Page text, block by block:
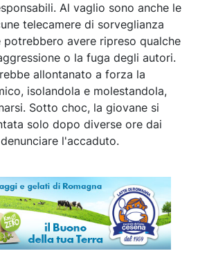
Al vaglio sono anche le
telecamere di sorveglianza
potrebbero avere ripreso qualche
o la fuga degli autori.
allontanato a forza la
isolandola e molestandola,
Sotto choc, la giovane si
solo dopo diverse ore dai
l'accaduto.